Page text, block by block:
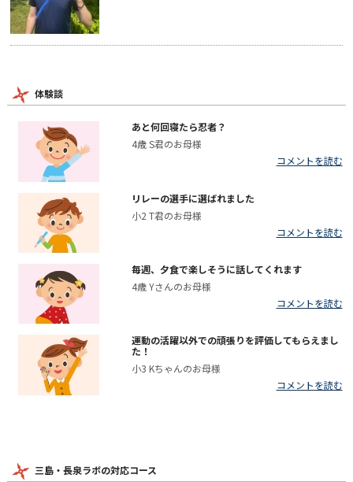
体験談
あと何回寝たら忍者？
4歳 S君のお母様
コメントを読む
リレーの選手に選ばれました
小2 T君のお母様
コメントを読む
毎週、夕食で楽しそうに話してくれます
4歳 Yさんのお母様
コメントを読む
運動の活躍以外での頑張りを評価してもらえまし
た！
小3 Kちゃんのお母様
コメントを読む
三島・長泉ラボの対応コース